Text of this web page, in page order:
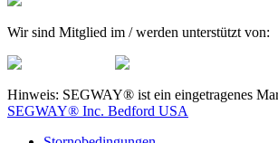
Wir sind Mitglied im / werden unterstützt von:
Hinweis: SEGWAY® ist ein eingetragenes
SEGWAY® Inc. Bedford USA